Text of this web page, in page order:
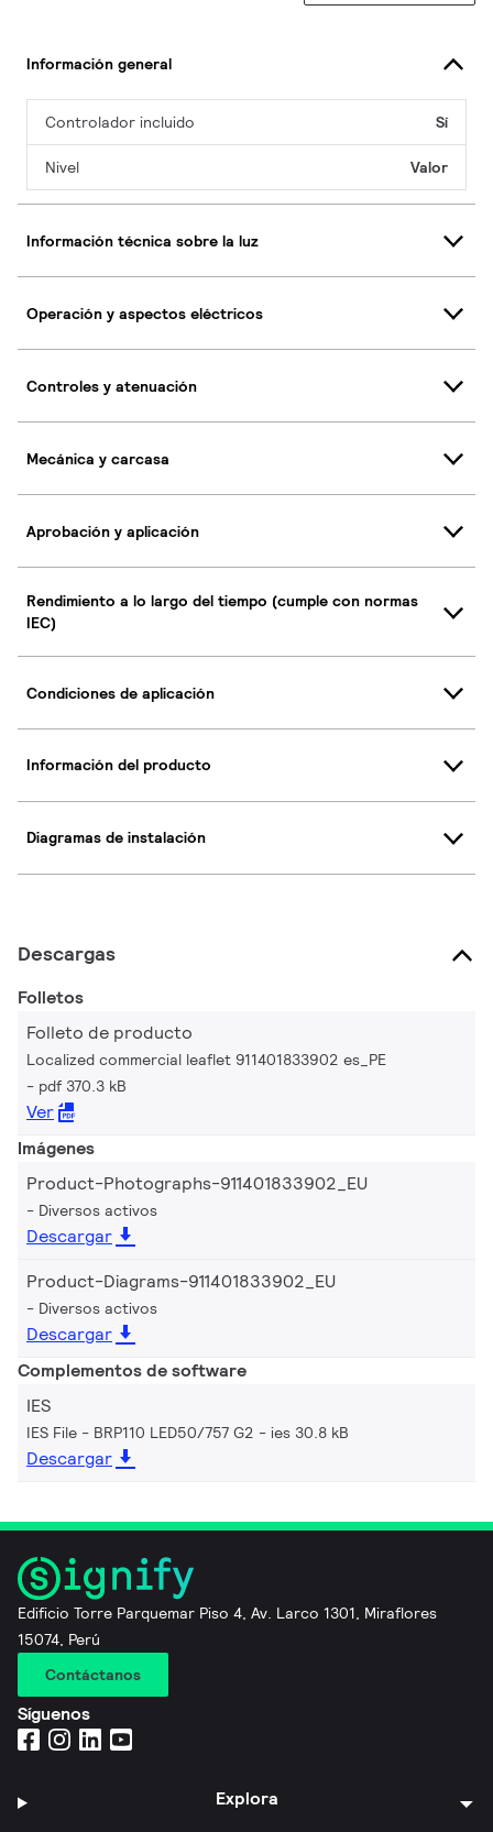
Información general
Controlador incluido Sí
Nivel Valor
Información técnica sobre la luz
Operación y aspectos eléctricos
Controles y atenuación
Mecánica y carcasa
Aprobación y aplicación
Rendimiento a lo largo del tiempo (cumple con normas
IEC)
Condiciones de aplicación
Información del producto
Diagramas de instalación
Descargas
Folletos
Folleto de producto
Localized commercial leaflet 911401833902 es_PE
pdf 370.3 kB
Ver
Imágenes
Product-Photographs-911401833902_EU
Diversos activos
Descargar
Product-Diagrams-911401833902_EU
Diversos activos
Descargar
Complementos de software
IES
IES File - BRP110 LED50/757 G2 ies 30.8 kB
Descargar
Edificio Torre Parquemar Piso 4, Av. Larco 1301, Miraflores
15074, Perú
Contáctanos
Síguenos
Explora